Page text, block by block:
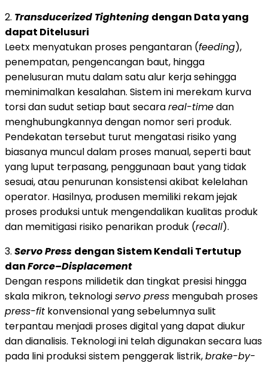
2. Transducerized Tightening dengan Data yang
dapat Ditelusuri
Leetx menyatukan proses pengantaran (feeding),
penempatan, pengencangan baut, hingga
penelusuran mutu dalam satu alur kerja sehingga
meminimalkan kesalahan. Sistem ini merekam kurva
torsi dan sudut setiap baut secarareal-timedan
menghubungkannya dengan nomor seri produk.
Pendekatan tersebut turut mengatasi risiko yang
biasanya muncul dalam proses manual, seperti baut
yang luput terpasang, penggunaan baut yang tidak
sesuai, atau penurunan konsistensi akibat kelelahan
operator. Hasilnya, produsen memiliki rekam jejak
proses produksi untuk mengendalikan kualitas produk
dan memitigasi risiko penarikan produk (recall).
3. Servo Press dengan Sistem Kendali Tertutup
danForce–Displacement
Dengan respons milidetik dan tingkat presisi hingga
skala mikron, teknologiservo press mengubah proses
press-fit konvensional yang sebelumnya sulit
terpantau menjadi proses digital yang dapat diukur
dan dianalisis. Teknologi ini telah digunakan secara luas
pada lini produksi sistem penggerak listrik,brake-by-